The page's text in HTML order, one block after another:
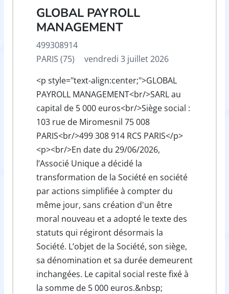
GLOBAL PAYROLL
MANAGEMENT
499308914
PARIS (75)
vendredi 3 juillet 2026
<p style="text-align:center;">GLOBAL
PAYROLL MANAGEMENT<br/>SARL au
capital de 5 000 euros<br/>Siège social :
103 rue de Miromesnil 75 008
PARIS<br/>499 308 914 RCS PARIS</p>
<p><br/>En date du 29/06/2026,
l’Associé Unique a décidé la
transformation de la Société en société
par actions simplifiée à compter du
même jour, sans création d'un être
moral nouveau et a adopté le texte des
statuts qui régiront désormais la
Société. L’objet de la Société, son siège,
sa dénomination et sa durée demeurent
inchangées. Le capital social reste fixé à
la somme de 5 000 euros.&nbsp;